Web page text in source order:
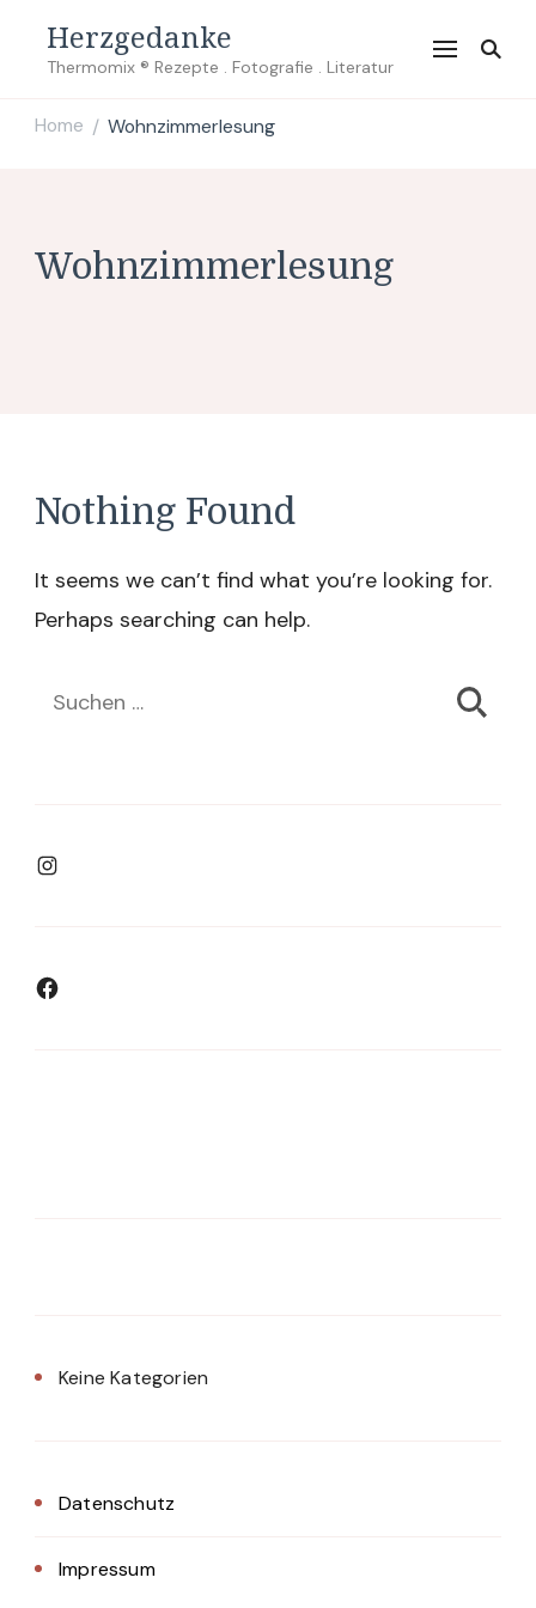
Herzgedanke
Thermomix ® Rezepte . Fotografie . Literatur
Home / Wohnzimmerlesung
Wohnzimmerlesung
Nothing Found
It seems we can’t find what you’re looking for.
Perhaps searching can help.
Suchen
Instagram
Facebook
Keine Kategorien
Datenschutz
Impressum